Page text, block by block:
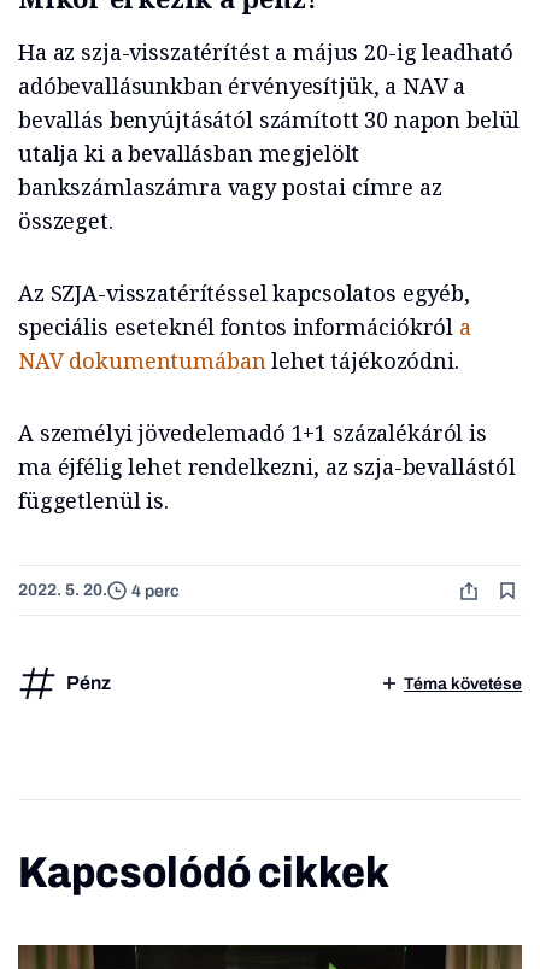
Ha az szja-visszatérítést a május 20-ig leadható
adóbevallásunkban érvényesítjük, a NAV a
bevallás benyújtásától számított 30 napon belül
utalja ki a bevallásban megjelölt
bankszámlaszámra vagy postai címre az
összeget.
Az SZJA-visszatérítéssel kapcsolatos egyéb,
speciális eseteknél fontos információkról a
NAV dokumentumábanlehet tájékozódni.
A személyi jövedelemadó 1+1 százalékáról is
ma éjfélig lehet rendelkezni, az szja-bevallástól
függetlenül is.
2022. 5. 20. 4 perc
Pénz Téma követése
Kapcsolódó cikkek